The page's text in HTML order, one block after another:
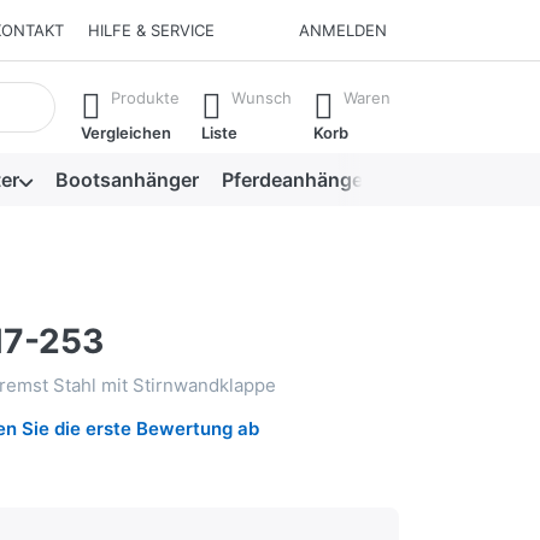
HILFE & SERVICE ANMELDEN
erste Ergebnisse. Drücken Sie die Eingabetaste, um alle
Produkte
Vergleichen
Wunsch
Liste
Waren
Korb
Bootsanhänger Pferdeanhänger
253
Stahl mit Stirnwandklappe
Sie die erste Bewertung ab